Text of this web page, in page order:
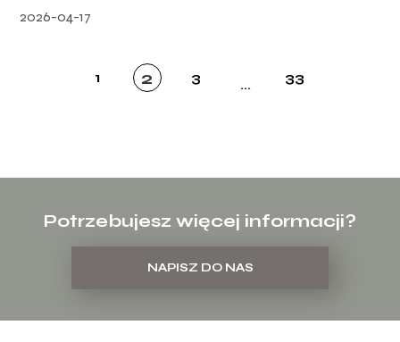
2026-04-17
1 2 3 ... 33
Potrzebujesz więcej informacji?
NAPISZ DO NAS